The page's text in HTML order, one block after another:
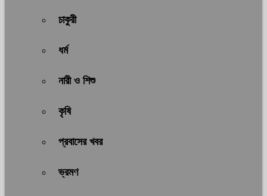
চাকুরী
ধর্ম
নারী ও শিশু
কৃষি
প্রবাসের খবর
ভ্রমণ